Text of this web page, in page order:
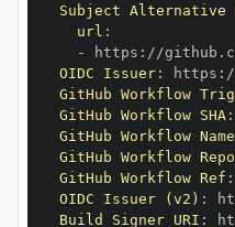
Subject Alternative
url :
-
https : //
OIDC Issuer: https :
GitHub Workflow
GitHub Workflow SHA:
GitHub Workflow Name
GitHub Workflow
GitHub Workflow Ref :
OIDC Issuer (v2) :
Build Signer URI :